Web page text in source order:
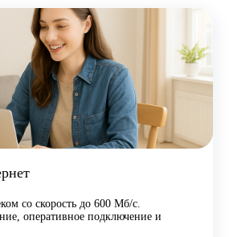
со скорость до 600 Мб/с.
оперативное подключение и